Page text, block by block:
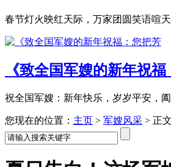
春节灯火映红天际，万家团圆笑语喧
《致全国军嫂的新年祝
祝全国军嫂：新年快乐，岁岁平安，
您现在的位置： 主页 > 军嫂风采 > 正文